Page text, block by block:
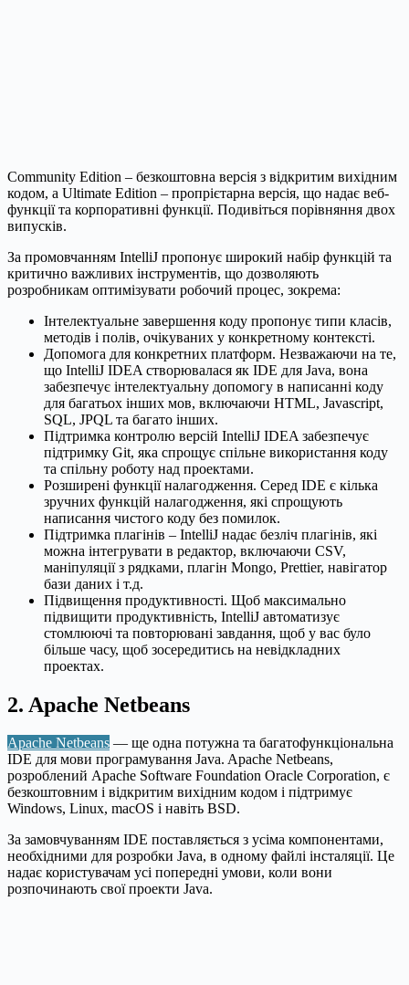
Community Edition – безкоштовна версія з відкритим вихідним
кодом, а Ultimate Edition – пропрієтарна версія, що надає веб-
функції та корпоративні функції. Подивіться порівняння двох
випусків.
За промовчанням IntelliJ пропонує широкий набір функцій та
критично важливих інструментів, що дозволяють
розробникам оптимізувати робочий процес, зокрема:
Інтелектуальне завершення коду пропонує типи класів,
методів і полів, очікуваних у конкретному контексті.
Допомога для конкретних платформ. Незважаючи на те,
що IntelliJ IDEA створювалася як IDE для Java, вона
забезпечує інтелектуальну допомогу в написанні коду
для багатьох інших мов, включаючи HTML, Javascript,
SQL, JPQL та багато інших.
Підтримка контролю версій IntelliJ IDEA забезпечує
підтримку Git, яка спрощує спільне використання коду
та спільну роботу над проектами.
Розширені функції налагодження. Серед IDE є кілька
зручних функцій налагодження, які спрощують
написання чистого коду без помилок.
Підтримка плагінів – IntelliJ надає безліч плагінів, які
можна інтегрувати в редактор, включаючи CSV,
маніпуляції з рядками, плагін Mongo, Prettier, навігатор
бази даних і т.д.
Підвищення продуктивності. Щоб максимально
підвищити продуктивність, IntelliJ автоматизує
стомлюючі та повторювані завдання, щоб у вас було
більше часу, щоб зосередитись на невідкладних
проектах.
2. Apache Netbeans
Apache Netbeans — ще одна потужна та багатофункціональна
IDE для мови програмування Java. Apache Netbeans,
розроблений Apache Software Foundation Oracle Corporation, є
безкоштовним і відкритим вихідним кодом і підтримує
Windows, Linux, macOS і навіть BSD.
За замовчуванням IDE поставляється з усіма компонентами,
необхідними для розробки Java, в одному файлі інсталяції. Це
надає користувачам усі попередні умови, коли вони
розпочинають свої проекти Java.